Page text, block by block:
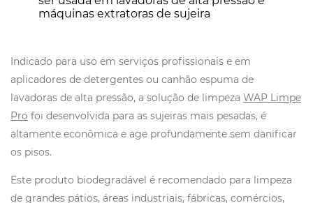
máquinas extratoras de sujeira
Indicado para uso em serviços profissionais e em
aplicadores de detergentes ou canhão espuma de
lavadoras de alta pressão, a solução de limpeza WAP Limpe
Pro foi desenvolvida para as sujeiras mais pesadas, é
altamente econômica e age profundamente sem danificar
os pisos.
Este produto biodegradável é recomendado para limpeza
de grandes pátios, áreas industriais, fábricas, comércios,